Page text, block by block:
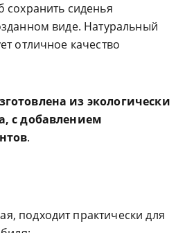
сохранить сиденья
виде. Натуральный
отличное качество
из экологически
с добавлением
.
подходит практически для